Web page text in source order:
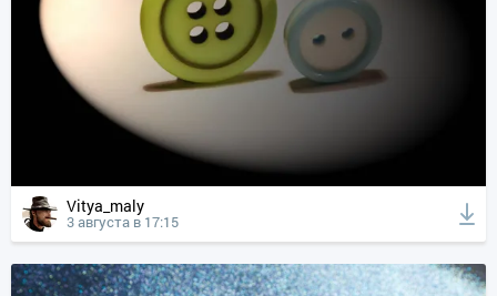
Vitya_maly
3 августа в 17:15